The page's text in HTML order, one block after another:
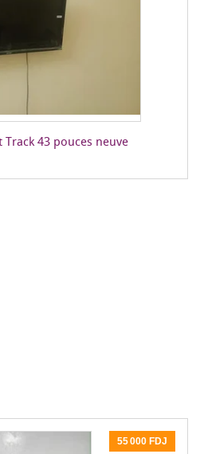
Track 43 pouces neuve
55 000 FDJ